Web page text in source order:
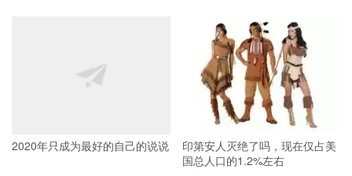
2020年只成为最好的自己的说说
印第安人灭绝了吗，现在仅占美
国总人口的1.2%左右